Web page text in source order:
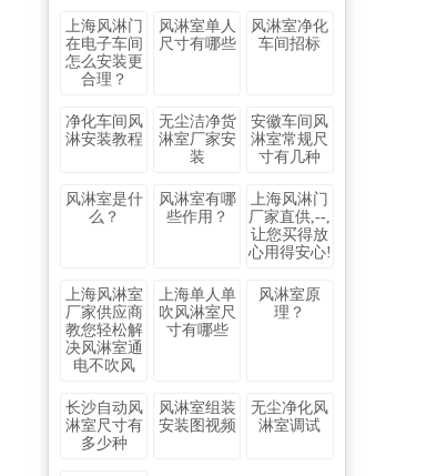
上海风淋门
在电子车间
怎么安装更
合理？
风淋室单人
尺寸有哪些
风淋室净化
车间招标
净化车间风
淋安装教程
无尘洁净货
淋室厂家安
装
安徽车间风
淋室常规尺
寸有几种
风淋室是什
么？
风淋室有哪
些作用？
上海风淋门
厂家直供,--,
让您买得放
心用得安心!
上海风淋室
厂家供应商
教您轻松解
决风淋室通
电不吹风
上海单人单
吹风淋室尺
寸有哪些
风淋室原
理？
长沙自动风
淋室尺寸有
多少种
风淋室组装
安装图视频
无尘净化风
淋室调试